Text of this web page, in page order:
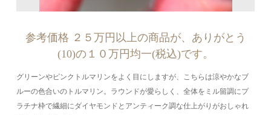
参考価格 ２５万円以上の商品が、ありがとう
(10)の１０万円均一(税込)です。
グリーンやピンクトルマリンをよく目にしますが、こちらは涼やかなブ
ルーの色合いのトルマリン。ラウンドが愛らしく、全体をミル留調にプ
ラチナ枠で繊細にダイヤモンドとアンティーク調な仕上がりがおしゃれ